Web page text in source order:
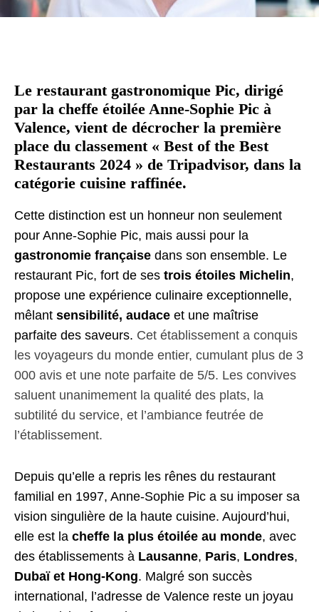
Le restaurant gastronomique Pic, dirigé
par la cheffe étoilée Anne-Sophie Pic à
Valence, vient de décrocher la première
place du classement « Best of the Best
Restaurants 2024 » de Tripadvisor, dans la
catégorie cuisine raffinée.
Cette distinction est un honneur non seulement
pour Anne-Sophie Pic, mais aussi pour la
gastronomie française dans son ensemble. Le
restaurant Pic, fort de sestrois étoiles Michelin,
propose une expérience culinaire exceptionnelle,
mêlantsensibilité, audace et une maîtrise
parfaite des saveurs. Cet établissement a conquis
les voyageurs du monde entier, cumulant plus de 3
000 avis et une note parfaite de 5/5. Les convives
saluent unanimement la qualité des plats, la
subtilité du service, et l’ambiance feutrée de
l’établissement.
Depuis qu’elle a repris les rênes du restaurant
familial en 1997, Anne-Sophie Pic a su imposer sa
vision singulière de la haute cuisine. Aujourd’hui,
elle est lacheffe la plus étoilée au monde, avec
des établissements à Lausanne, Paris, Londres,
Dubaï et Hong-Kong. Malgré son succès
international, l’adresse de Valence reste un joyau